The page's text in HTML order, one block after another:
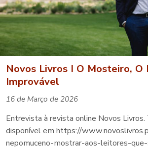
Novos Livros I O Mosteiro, O
Improvável
16 de Março de 2026
Entrevista à revista online Novos
disponível em https://
nepomuceno-mostrar-aos-leitores-